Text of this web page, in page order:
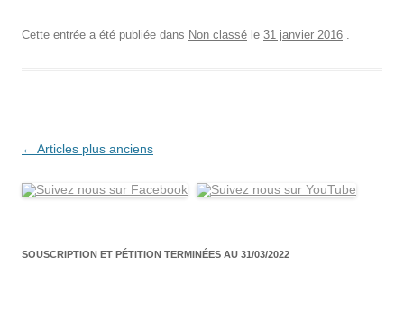
Cette entrée a été publiée dans Non classé le 31 janvier 2016 .
Navigation
articles
← Articles plus anciens
SOUSCRIPTION ET PÉTITION TERMINÉES AU 31/03/2022